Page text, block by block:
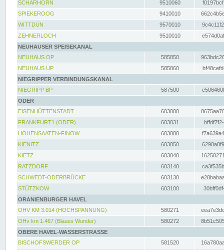
SCHARHÖRN
9510060
SPIEKEROOG
9410010
WITTDÜN
9570010
ZEHNERLOCH
9510010
NEUHAUSER SPEISEKANAL
NEUHAUS OP
585850
NEUHAUS UP
585860
NIEGRIPPER VERBINDUNGSKANAL
NIEGRIPP BP
587500
ODER
EISENHÜTTENSTADT
603000
FRANKFURT1 (ODER)
603031
HOHENSAATEN-FINOW
603080
KIENITZ
603050
KIETZ
603040
RATZDORF
603140
SCHWEDT-ODERBRÜCKE
603130
STÜTZKOW
603100
ORANIENBURGER HAVEL
OHV KM 3.014 (HOCHSPANNUNG)
580271
OHv km 1.467 (Blaues Wunder)
580272
OBERE HAVEL-WASSERSTRASSE
BISCHOFSWERDER OP
581520